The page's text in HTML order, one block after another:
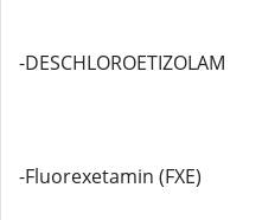
-DESCHLOROETIZOLAM
-Fluorexetamin (FXE)